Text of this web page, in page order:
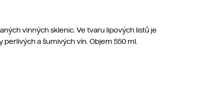
vinných sklenic. Ve tvaru lipových listů je
a šumivých vín. Objem 550 ml.